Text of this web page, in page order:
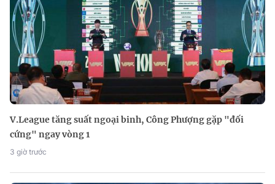
V.League tăng suất ngoại binh, Công Phượng gặp "đối
cứng" ngay vòng 1
3 giờ trước